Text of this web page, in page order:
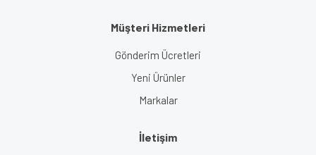
Müşteri Hizmetleri
Gönderim Ücretleri
Yeni Ürünler
Markalar
İletişim